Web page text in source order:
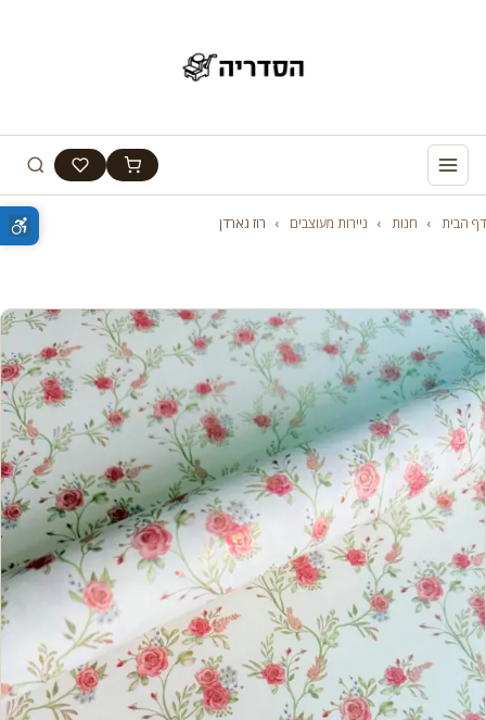
דף הבית › חנות › ניירות מעוצבים › רוז גארדן